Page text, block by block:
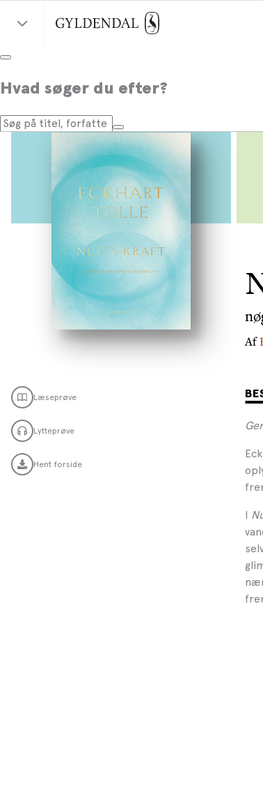
Hvad søger du efter?
Af
Læseprøve
Lytteprøve
Hent forside
I